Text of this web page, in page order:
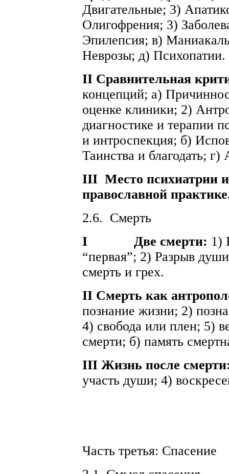
Двигательные; 3)
Олигофрения; 3)
Эпилепсия; в)
Неврозы; д) Психопатии.
II Сравнительная
концепций; а)
оценке клиники; 2)
диагностике и терапии
и интроспекция; б)
Таинства и благодать; г)
III Место психиатрии
православной
2.6. Смерть
I
Две смерти: 1)
“первая”; 2) Разрыв
смерть и грех.
II Смерть как
познание жизни; 2)
4) свобода или плен; 5)
смерти; б) память
III Жизнь после
участь души; 4)
Часть третья: Спасение